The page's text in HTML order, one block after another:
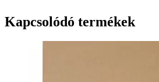
Kapcsolódó termékek